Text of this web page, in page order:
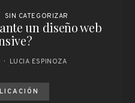
SIN CATEGORIZAR
un diseño web
LUCIA ESPINOZA